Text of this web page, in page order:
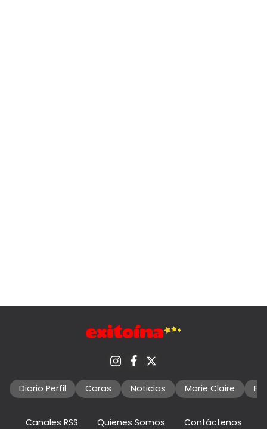
Diario Perfil Caras Noticias Marie Claire
Canales RSS Quienes Somos Contáctenos